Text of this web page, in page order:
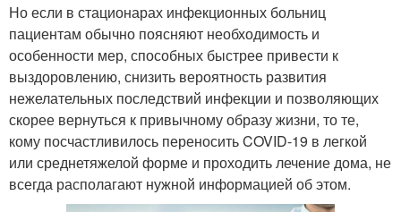
Но если в стационарах инфекционных больниц
пациентам обычно поясняют необходимость и
особенности мер, способных быстрее привести к
выздоровлению, снизить вероятность развития
нежелательных последствий инфекции и позволяющих
скорее вернуться к привычному образу жизни, то те,
кому посчастливилось переносить COVID-19 в легкой
или среднетяжелой форме и проходить лечение дома, не
всегда располагают нужной информацией об этом.